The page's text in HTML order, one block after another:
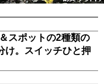
スポットの2種類の
け。スイッチひと押